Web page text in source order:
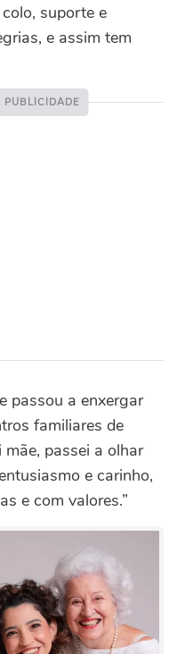
suporte e
e assim tem
passou a enxergar
familiares de
mãe, passei a olhar
e carinho,
e com valores.”